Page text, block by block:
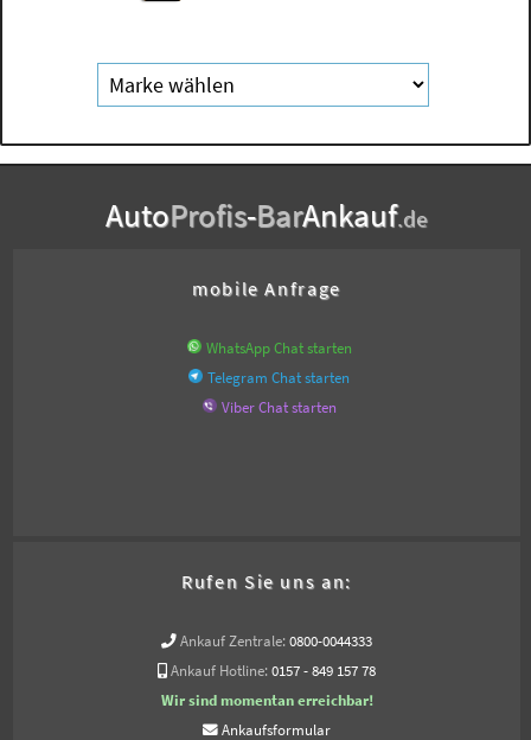
AutoProfis-BarAnkauf.de
mobile Anfrage
WhatsApp Chat starten
Telegram Chat starten
Viber Chat starten
Rufen Sie uns an:
Ankauf Zentrale: 0800-0044333
Ankauf Hotline: 0157 - 849 157 78
Wir sind momentan erreichbar!
Ankaufsformular